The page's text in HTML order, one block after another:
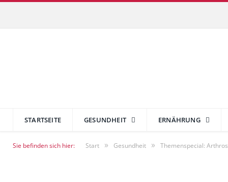
STARTSEITE GESUNDHEIT ERNÄHRUNG
Sie befinden sich hier: Start » Gesundheit » Themenspecial: